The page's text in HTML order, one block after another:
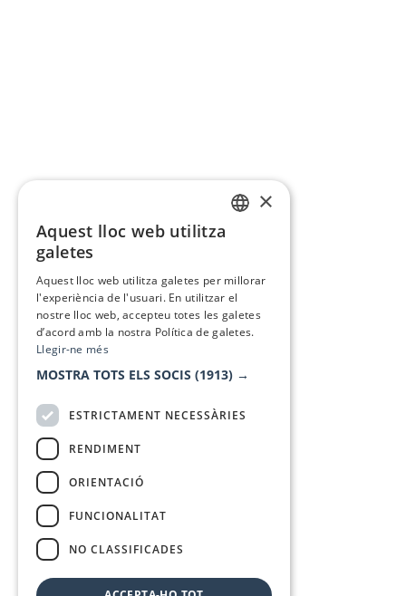
×
Aquest lloc web utilitza
galetes
Aquest lloc web utilitza galetes per millorar
l'experiència de l'usuari. En utilitzar el
nostre lloc web, accepteu totes les galetes
d’acord amb la nostra Política de galetes.
Llegir-ne més
MOSTRA TOTS ELS SOCIS (1913) →
ESTRICTAMENT NECESSÀRIES
RENDIMENT
ORIENTACIÓ
FUNCIONALITAT
NO CLASSIFICADES